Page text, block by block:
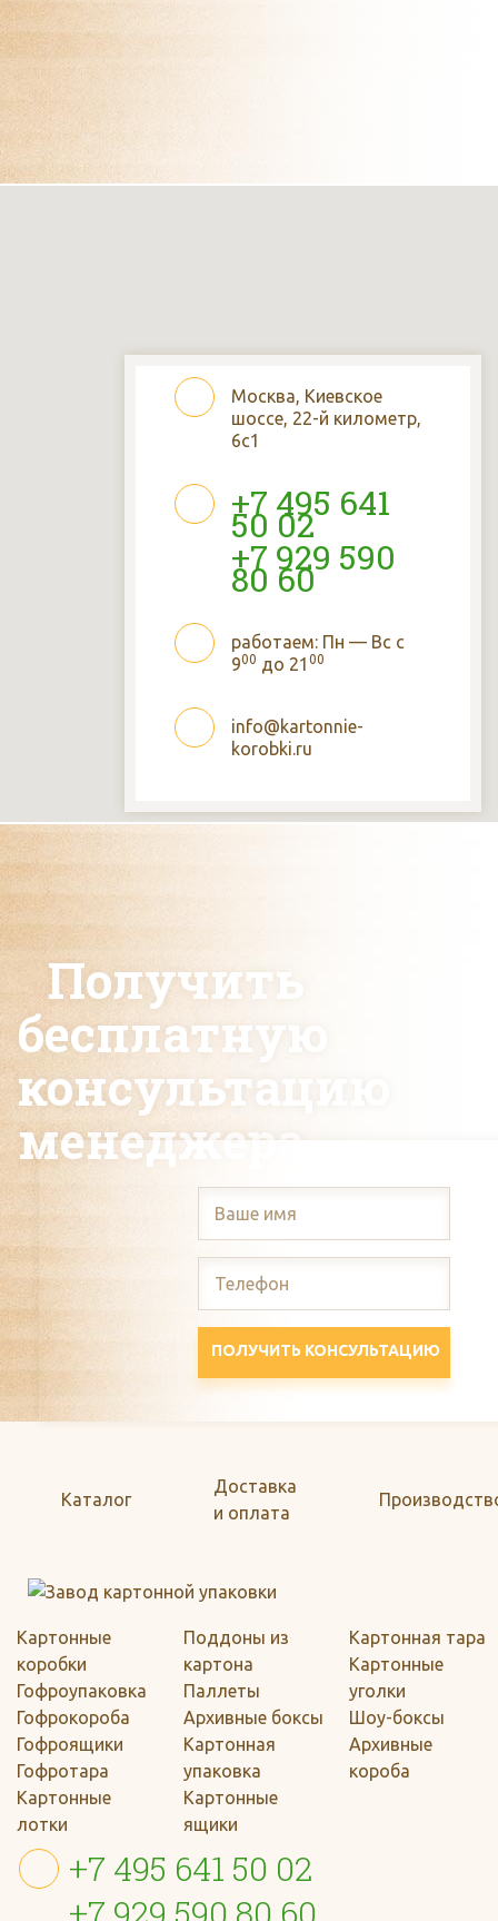
Москва, Киевское
шоссе, 22-й километр,
6с1
+7 495 641
50 02
+7 929 590
80 60
работаем: Пн — Вс с
900 до 21 00
info@kartonnie-
korobki.ru
Получить
бесплатную
консультацию
менеджера
ПОЛУЧИТЬ КОНСУЛЬТАЦИЮ
Каталог
Доставка
и оплата
Картонные
коробки
Гофроупаковка
Гофрокороба
Гофроящики
Гофротара
Картонные
лотки
Поддоны из
картона
Паллеты
Архивные боксы
Картонная
упаковка
Картонные
ящики
Картонная тара
Картонные
уголки
Шоу-боксы
Архивные
короба
+7 495 641 50 02
+7 929 590 80 60